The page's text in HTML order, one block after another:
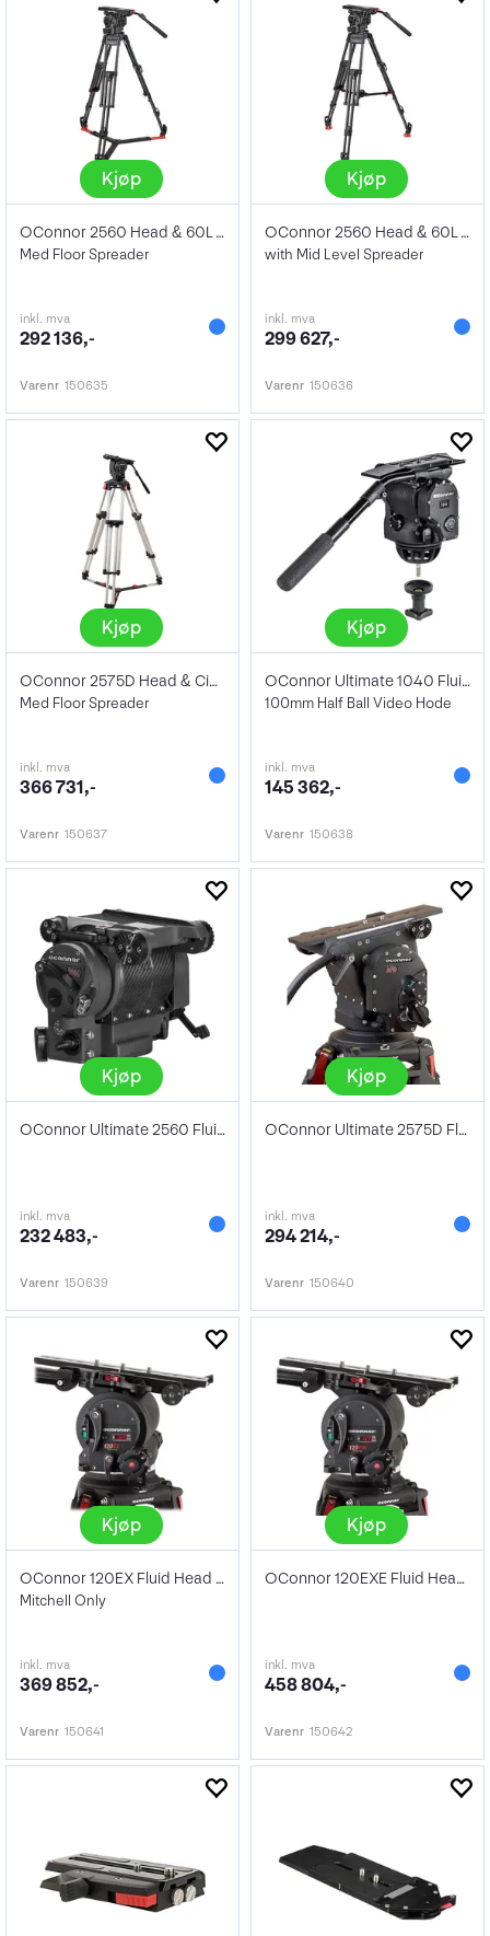
Kjøp
OConnor 2560 Head & 60L 150mm Bowl
Med Floor Spreader
inkl. mva
292 136,-
Varenr 150635
Kjøp
OConnor 2560 Head & 60L 150mm Bowl
with Mid Level Spreader
inkl. mva
299 627,-
Varenr 150636
Kjøp
OConnor 2575D Head & Cine Mitchell
Med Floor Spreader
inkl. mva
366 731,-
Varenr 150637
Kjøp
OConnor Ultimate 1040 Fluid Head
100mm Half Ball Video Hode
inkl. mva
145 362,-
Varenr 150638
Kjøp
OConnor Ultimate 2560 Fluid Head
inkl. mva
232 483,-
Varenr 150639
Kjøp
OConnor Ultimate 2575D Fluid Head
inkl. mva
294 214,-
Varenr 150640
Kjøp
OConnor 120EX Fluid Head Package
Mitchell Only
inkl. mva
369 852,-
Varenr 150641
Kjøp
OConnor 120EXE Fluid Head Package
inkl. mva
458 804,-
Varenr 150642